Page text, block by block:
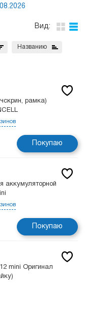
Вид:
Названию
рамка)
Покупаю
аккумуляторной
Покупаю
mini Оригинал